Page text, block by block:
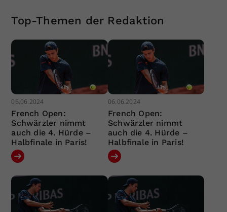
Top-Themen der Redaktion
06.06.2024
French Open:
Schwärzler nimmt
auch die 4. Hürde –
Halbfinale in Paris!
06.06.2024
French Open:
Schwärzler nimmt
auch die 4. Hürde –
Halbfinale in Paris!